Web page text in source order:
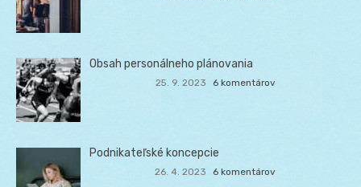
Obsah personálneho plánovania
25. 9. 2023 6 komentárov
Podnikateľské koncepcie
26. 4. 2023 6 komentárov